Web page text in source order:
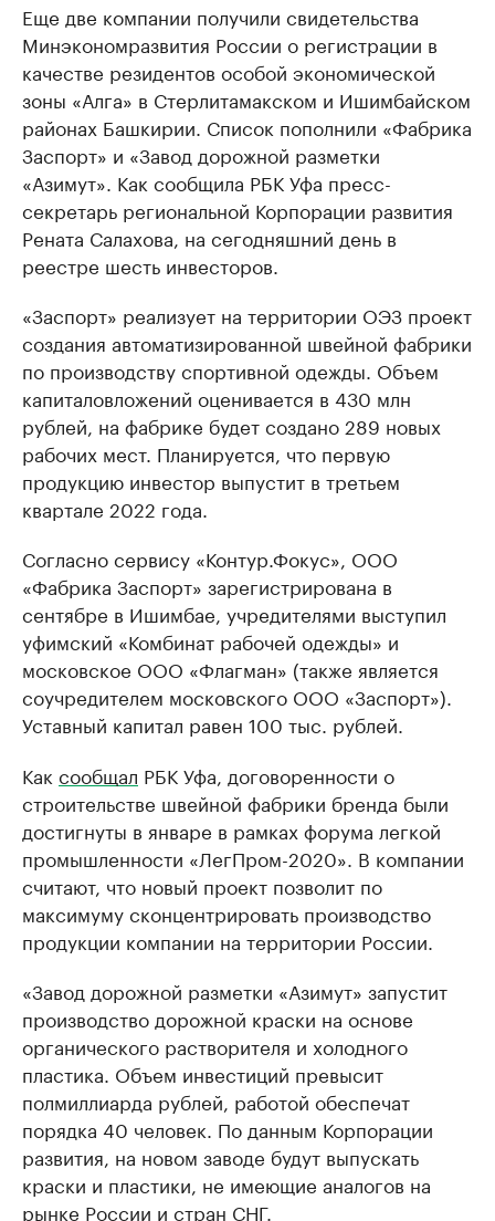
Еще две компании получили свидетельства
Минэкономразвития России о регистрации в
качестве резидентов особой экономической
зоны «Алга» в Стерлитамакском и Ишимбайском
районах Башкирии. Список пополнили «Фабрика
Заспорт» и «Завод дорожной разметки
«Азимут». Как сообщила РБК Уфа пресс-
секретарь региональной Корпорации развития
Рената Салахова, на сегодняшний день в
реестре шесть инвесторов.
«Заспорт» реализует на территории ОЭЗ проект
создания автоматизированной швейной фабрики
по производству спортивной одежды. Объем
капиталовложений оценивается в 430 млн
рублей, на фабрике будет создано 289 новых
рабочих мест. Планируется, что первую
продукцию инвестор выпустит в третьем
квартале 2022 года.
Согласно сервису «Контур.Фокус», ООО
«Фабрика Заспорт» зарегистрирована в
сентябре в Ишимбае, учредителями выступил
уфимский «Комбинат рабочей одежды» и
московское ООО «Флагман» (также является
соучредителем московского ООО «Заспорт»).
Уставный капитал равен 100 тыс. рублей.
Как сообщал РБК Уфа, договоренности о
строительстве швейной фабрики бренда были
достигнуты в январе в рамках форума легкой
промышленности «ЛегПром-2020». В компании
считают, что новый проект позволит по
максимуму сконцентрировать производство
продукции компании на территории России.
«Завод дорожной разметки «Азимут» запустит
производство дорожной краски на основе
органического растворителя и холодного
пластика. Объем инвестиций превысит
полмиллиарда рублей, работой обеспечат
порядка 40 человек. По данным Корпорации
развития, на новом заводе будут выпускать
краски и пластики, не имеющие аналогов на
рынке России и стран СНГ.